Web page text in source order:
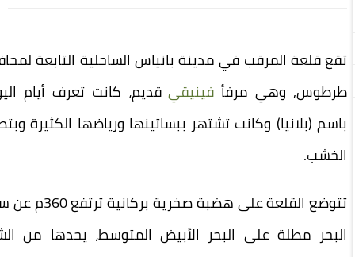
قلعة المرقب في مدينة بانياس الساحلية التابعة لمحافظة
وهي مرفأفينيقيقديم، كانت تعرف أيام اليونان
(بلانيا) وكانت تشتهر ببساتينها ورياضها الكثيرة وبتصدير
تتوضع القلعة على هضبة صخرية بركانية ترتفع 360م عن سطح
مطلة على البحر الأبيض المتوسط، يحدها من الشرق